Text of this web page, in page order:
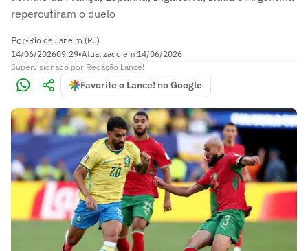
repercutiram o duelo
Por•Rio de Janeiro (RJ)
14/06/202609:29•Atualizado em 14/06/2026
Supervisionado por Redação Lance!
Favorite o Lance! no Google